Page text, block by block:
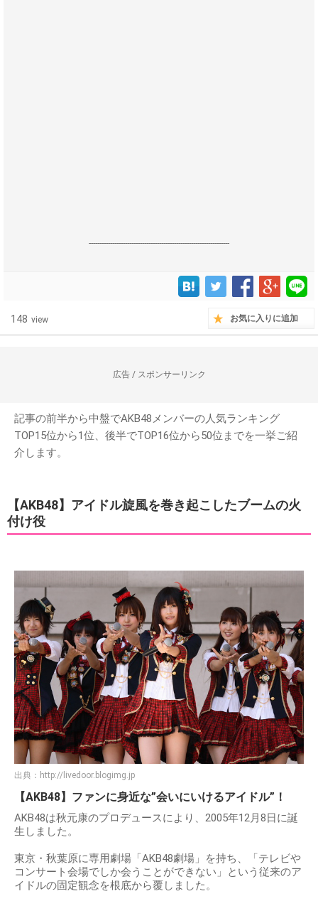
------------------------------------------------------------------
148 view お気に入りに追加
広告 / スポンサーリンク
記事の前半から中盤でAKB48メンバーの人気ランキング
TOP15位から1位、後半でTOP16位から50位までを一挙ご紹
介します。
【AKB48】アイドル旋風を巻き起こしたブームの火
付け役
出典： http://livedoor.blogimg.jp
【AKB48】ファンに身近な”会いにいけるアイドル”！
AKB48は秋元康のプロデュースにより、2005年12月8日に誕
生しました。
東京・秋葉原に専用劇場「AKB48劇場」を持ち、「テレビや
コンサート会場でしか会うことができない」という従来のア
イドルの固定観念を根底から覆しました。